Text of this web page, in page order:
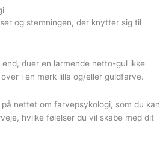
og stemningen, der knytter sig til
duer en larmende netto-gul ikke
i en mørk lilla og/eller guldfarve.
nettet om farvepsykologi, som du kan
hvilke følelser du vil skabe med dit